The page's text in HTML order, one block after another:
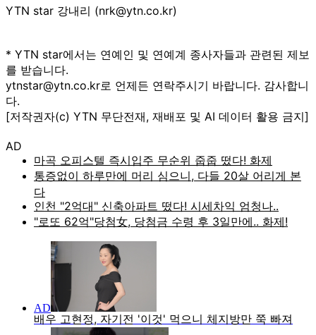
YTN star 강내리 (nrk@ytn.co.kr)
* YTN star에서는 연예인 및 연예계 종사자들과 관련된 제보
를 받습니다.
ytnstar@ytn.co.kr로 언제든 연락주시기 바랍니다. 감사합니
다.
[저작권자(c) YTN 무단전재, 재배포 및 AI 데이터 활용 금지]
AD